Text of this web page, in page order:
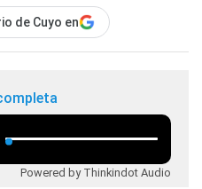
de Cuyo en
Powered by Thinkindot Audio